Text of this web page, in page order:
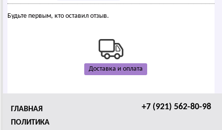
Будьте первым, кто оставил отзыв.
Доставка и оплата
+7 (921) 562-80-98
ГЛАВНАЯ
ПОЛИТИКА